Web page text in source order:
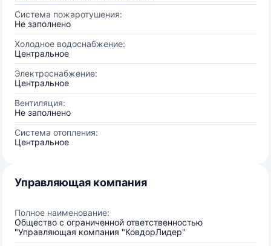
Система пожаротушения:
Не заполнено
Холодное водоснабжение:
Центральное
Электроснабжение:
Центральное
Вентиляция:
Не заполнено
Система отопления:
Центральное
Управляющая компания
Полное наименование:
Общество с ограниченной ответственностью
"Управляющая компания "КовдорЛидер"